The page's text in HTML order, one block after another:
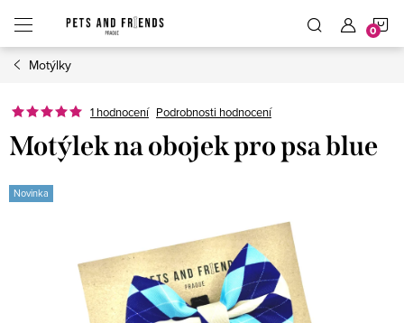
obsah
Motýlky
1 hodnocení Podrobnosti hodnocení
Motýlek na obojek pro psa blue
Novinka